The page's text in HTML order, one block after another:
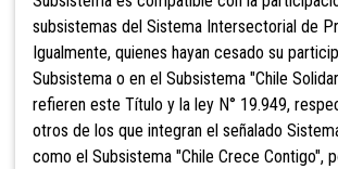
subsistemas del Sistema Intersectorial de
Igualmente, quienes hayan cesado su
Subsistema o en el Subsistema "Chile
refieren este Título y la ley N° 19.949,
otros de los que integran el señalado
como el Subsistema "Chile Crece Contigo",